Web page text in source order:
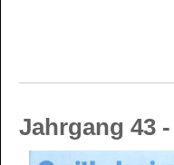
Jahrgang 43